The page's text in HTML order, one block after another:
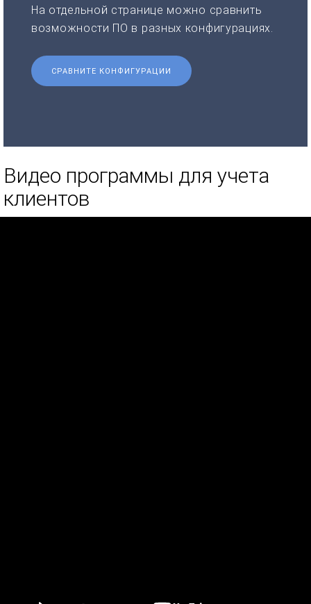
На отдельной странице можно сравнить
возможности ПО в разных конфигурациях.
СРАВНИТЕ КОНФИГУРАЦИИ
Видео программы для учета
клиентов